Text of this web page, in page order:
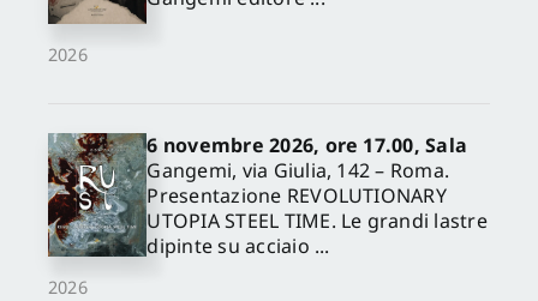
2026
2026
6 novembre 2026, ore 17.00, Sala
Gangemi, via Giulia, 142 – Roma.
Presentazione REVOLUTIONARY
UTOPIA STEEL TIME. Le grandi lastre
dipinte su acciaio ...